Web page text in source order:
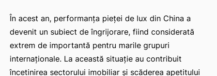
În acest an, performanța pieței de lux din China a
devenit un subiect de îngrijorare, fiind considerată
extrem de importantă pentru marile grupuri
internaționale. La această situație au contribuit
încetinirea sectorului imobiliar și scăderea apetitului